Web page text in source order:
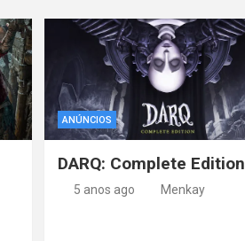
ANÚNCIOS
DARQ: Complete Edition
5 anos ago Menkay